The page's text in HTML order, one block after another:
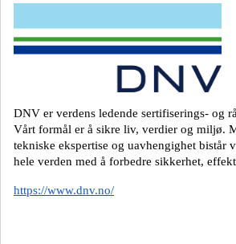
DNV er verdens ledende sertifiserings- og
Vårt formål er å sikre liv, verdier og miljø.
tekniske ekspertise og uavhengighet bistår
hele verden med å forbedre sikkerhet,
https://www.dnv.no/